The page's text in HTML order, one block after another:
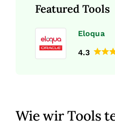
Featured Tools
Eloqua
4.3
Wie wir Tools